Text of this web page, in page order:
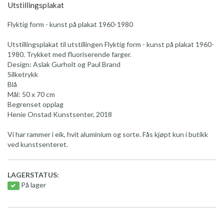
Utstillingsplakat
Flyktig form - kunst på plakat 1960-1980
Utstillingsplakat til utstillingen Flyktig form - kunst på plakat 1960-
1980. Trykket med fluoriserende farger.
Design: Aslak Gurholt og Paul Brand
Silketrykk
Blå
Mål: 50 x 70 cm
Begrenset opplag
Henie Onstad Kunstsenter, 2018
Vi har rammer i eik, hvit aluminium og sorte. Fås kjøpt kun i butikk
ved kunstsenteret.
LAGERSTATUS:
På lager